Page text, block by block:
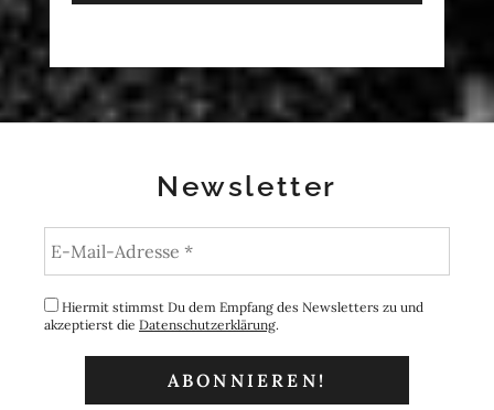
Newsletter
Hiermit stimmst Du dem Empfang des Newsletters zu und
akzeptierst die Datenschutzerklärung.